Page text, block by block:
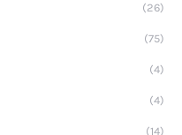
(26)
(75)
(4)
(4)
(14)